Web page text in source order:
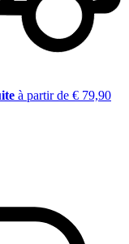
à partir de € 79,90